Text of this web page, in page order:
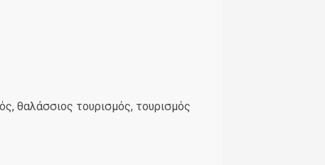
θαλάσσιος τουρισμός, τουρισμός